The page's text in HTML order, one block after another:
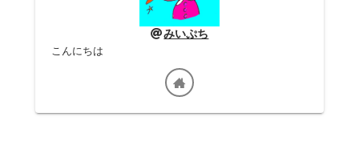
みいぷち
こんにちは